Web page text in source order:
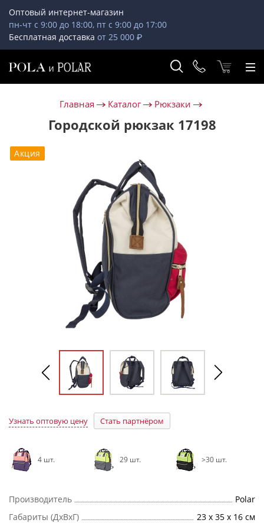
Оптовый интернет-магазин
пн-чт с 9:00 до 18:00, пт с 9:00 до 17:00
Бесплатная доставка от 25 000 ₽
Главная Каталог Рюкзаки
Городской рюкзак 17198
Акция
Узнать оптовую цену Стать партнёром
4 шт. 29 шт. >30 шт.
Производитель
Polar
Габариты (ДхВхГ)
23 х 35 х 16 см